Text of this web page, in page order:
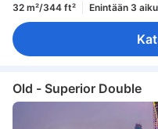
32 m²/344 ft² Enintään 3
Old - Superior Double